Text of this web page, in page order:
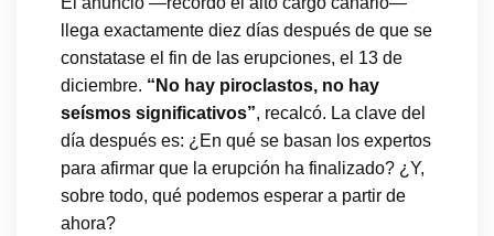
llega exactamente diez días después de que se
constatase el fin de las erupciones, el 13 de
diciembre. “No hay piroclastos, no hay
seísmos significativos”, recalcó. La clave del
día después es: ¿En qué se basan los expertos
para afirmar que la erupción ha finalizado? ¿Y,
sobre todo, qué podemos esperar a partir de
ahora?